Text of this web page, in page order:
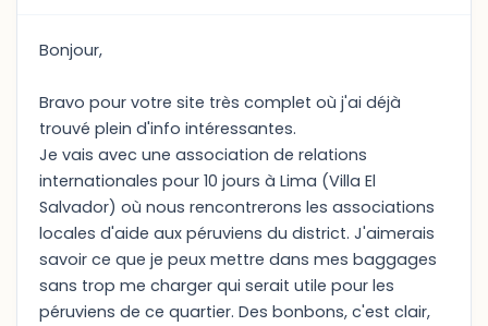
Bonjour,
Bravo pour votre site très complet où j'ai déjà
trouvé plein d'info intéressantes.
Je vais avec une association de relations
internationales pour 10 jours à Lima (Villa El
Salvador) où nous rencontrerons les associations
locales d'aide aux péruviens du district. J'aimerais
savoir ce que je peux mettre dans mes baggages
sans trop me charger qui serait utile pour les
péruviens de ce quartier. Des bonbons, c'est clair,